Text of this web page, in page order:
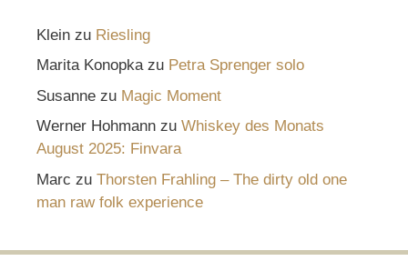
Klein zu Riesling
Marita Konopkazu Petra Sprenger solo
Susanne zu Magic Moment
Werner Hohmann zu Whiskey des Monats
August 2025: Finvara
Marc zu Thorsten Frahling – The dirty old one
man raw folk experience